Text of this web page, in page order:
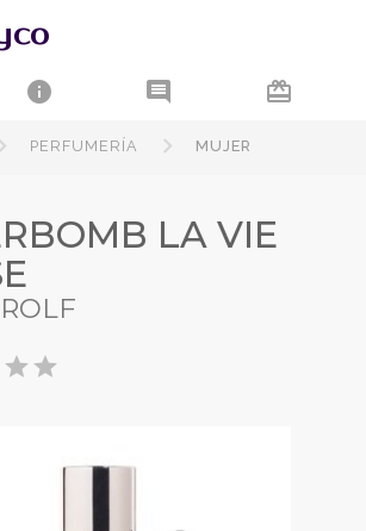
info comment card_giftcard
PERFUMERÍA MUJER
LA VIE
starstar